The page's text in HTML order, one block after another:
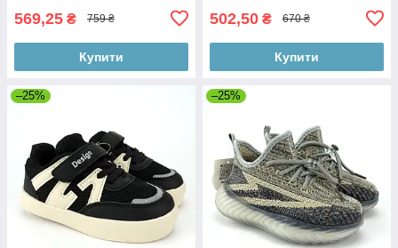
569,25 ₴ 759 ₴
Купити
502,50 ₴ 670 ₴
Купити
–25% –25%